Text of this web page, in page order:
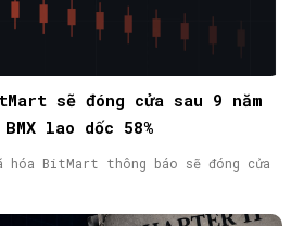
sẽ đóng cửa sau 9 năm
lao dốc 58%
BitMart thông báo sẽ đóng cửa